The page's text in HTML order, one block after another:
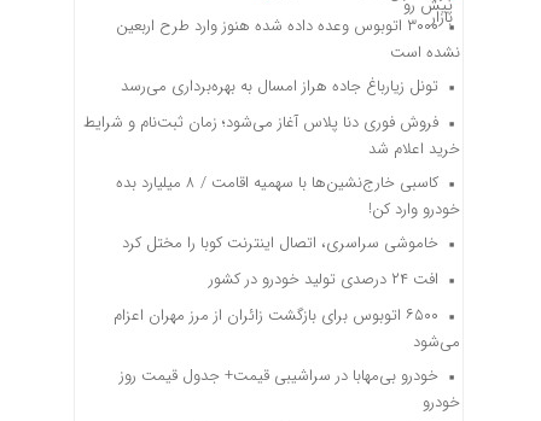
۳۰۰۰ اتوبوس وعده داده شده هنوز وارد طرح اربعین
نشده است
تونل زیارباغ جاده هراز امسال به بهره‌برداری می‌رسد
فروش فوری دنا پلاس آغاز می‌شود؛ زمان ثبت‌نام و شرایط
خرید اعلام شد
کاسبی خارج‌نشین‌ها با سهمیه اقامت / ۸ میلیارد بده
خودرو وارد کن!
خاموشی سراسری، اتصال اینترنت کوبا را مختل کرد
افت ۲۴ درصدی تولید خودرو در کشور
۶۵۰۰ اتوبوس برای بازگشت زائران از مرز مهران اعزام
می‌شود
خودرو بی‌مهابا در سراشیبی قیمت+ جدول قیمت روز
خودرو